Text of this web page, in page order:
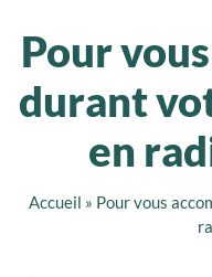
Pour
durant
en
Accueil » Pour vous